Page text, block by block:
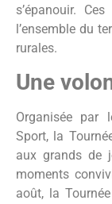
s’épanouir.
l’ensemble du
rurales.
Une
Organisée par
Sport, la
aux grands de
moments
août, la